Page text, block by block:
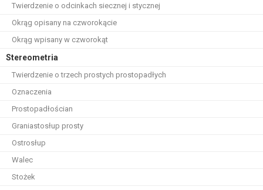
Twierdzenie o odcinkach siecznej i stycznej
Okrąg opisany na czworokącie
Okrąg wpisany w czworokąt
Stereometria
Twierdzenie o trzech prostych prostopadłych
Oznaczenia
Prostopadłościan
Graniastosłup prosty
Ostrosłup
Walec
Stożek